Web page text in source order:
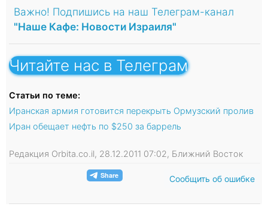
Важно! Подпишись на наш Телеграм-канал
"Наше Кафе: Новости Израиля"
Читайте нас в Телеграм
Статьи по теме:
Иранская армия готовится перекрыть Ормузский пролив
Иран обещает нефть по $250 за баррель
Редакция Orbita.co.il, 28.12.2011 07:02, Ближний Восток
Сообщить об ошибке